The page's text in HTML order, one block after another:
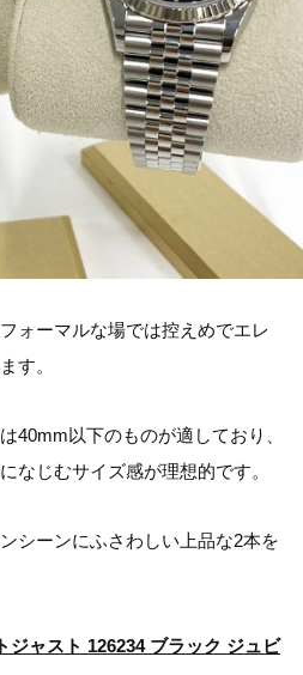
ォーマルな場では控えめでエレ
す。
40mm以下のものが適しており、
なじむサイズ感が理想的です。
シーンにふさわしい上品な2本を
ジャスト 126234 ブラック ジュビ